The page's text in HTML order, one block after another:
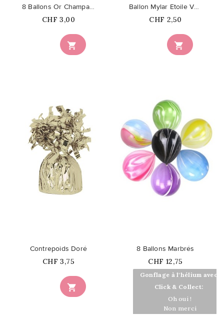

8 Ballons Or Champagne Nacré
Prix
CHF 3,00

Ballon Mylar Etoile Vert
Prix
CHF 2,50

Contrepoids Doré
Prix
CHF 3,75
Gonflage à l'hélium avec
Click & Collect:
Oh oui !
Non merci
8 Ballons Marbrés
Prix
CHF 12,75